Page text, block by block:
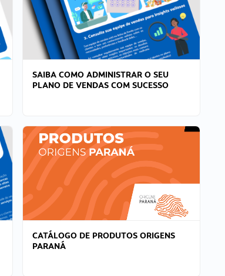
SAIBA COMO ADMINISTRAR O SEU
PLANO DE VENDAS COM SUCESSO
CATÁLOGO DE PRODUTOS ORIGENS
PARANÁ